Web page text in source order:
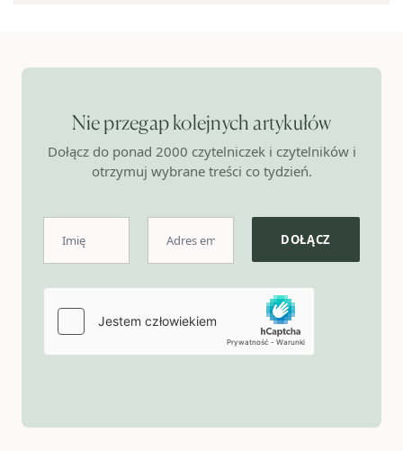
Nie przegap kolejnych artykułów
Dołącz do ponad 2000 czytelniczek i czytelników i
otrzymuj wybrane treści co tydzień.